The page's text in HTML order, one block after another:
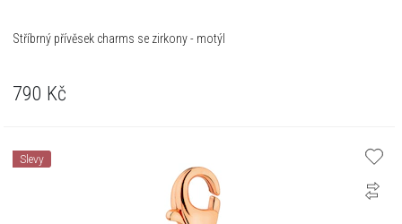
Stříbrný přívěsek charms se zirkony - motýl
790 Kč
Slevy